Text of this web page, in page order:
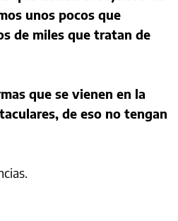
unos pocos que
de miles que tratan de
que se vienen en la
de eso no tengan